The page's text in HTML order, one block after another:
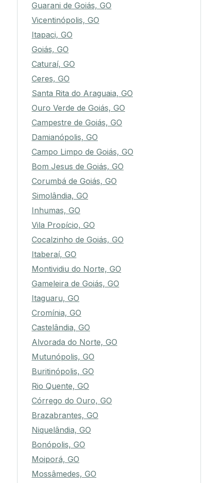
Guarani de Goiás, GO
Vicentinópolis, GO
Itapaci, GO
Goiás, GO
Caturaí, GO
Ceres, GO
Santa Rita do Araguaia, GO
Ouro Verde de Goiás, GO
Campestre de Goiás, GO
Damianópolis, GO
Campo Limpo de Goiás, GO
Bom Jesus de Goiás, GO
Corumbá de Goiás, GO
Simolândia, GO
Inhumas, GO
Vila Propício, GO
Cocalzinho de Goiás, GO
Itaberaí, GO
Montividiu do Norte, GO
Gameleira de Goiás, GO
Itaguaru, GO
Cromínia, GO
Castelândia, GO
Alvorada do Norte, GO
Mutunópolis, GO
Buritinópolis, GO
Rio Quente, GO
Córrego do Ouro, GO
Brazabrantes, GO
Niquelândia, GO
Bonópolis, GO
Moiporá, GO
Mossâmedes, GO